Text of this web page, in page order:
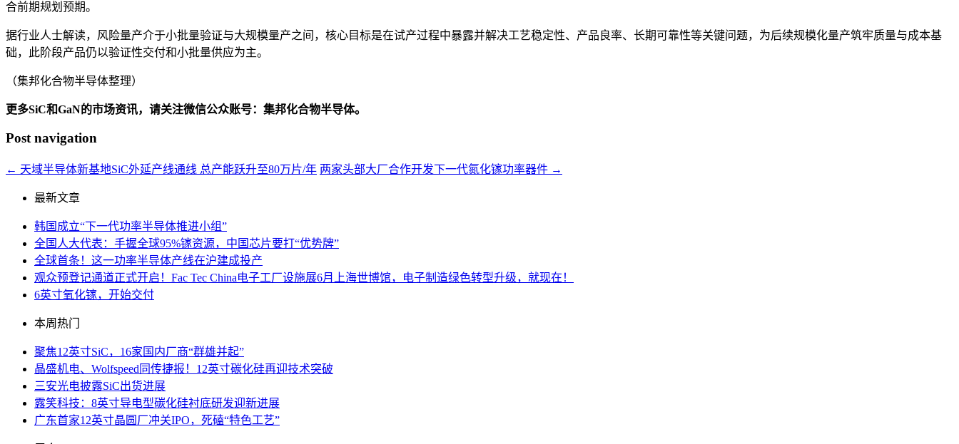
合前期规划预期。
据行业人士解读，风险量产介于小批量验证与大规模量产之间，核心目标是在试产过程中暴露并解决工艺稳定性、产品良率、长期可靠性等关键问题，为后续规模化量产筑牢质量与成本基
础，此阶段产品仍以验证性交付和小批量供应为主。
（集邦化合物半导体整理）
更多SiC和GaN的市场资讯，请关注微信公众账号：集邦化合物半导体。
Post navigation
← 天域半导体新基地SiC外延产线通线 总产能跃升至80万片/年 两家头部大厂合作开发下一代氮化镓功率器件 →
最新文章
韩国成立“下一代功率半导体推进小组”
全国人大代表：手握全球95%镓资源，中国芯片要打“优势牌”
全球首条！这一功率半导体产线在沪建成投产
观众预登记通道正式开启！Fac Tec China电子工厂设施展6月上海世博馆，电子制造绿色转型升级，就现在！
6英寸氧化镓，开始交付
本周热门
聚焦12英寸SiC，16家国内厂商“群雄并起”
晶盛机电、Wolfspeed同传捷报！12英寸碳化硅再迎技术突破
三安光电披露SiC出货进展
露笑科技：8英寸导电型碳化硅衬底研发迎新进展
广东首家12英寸晶圆厂冲关IPO，死磕“特色工艺”